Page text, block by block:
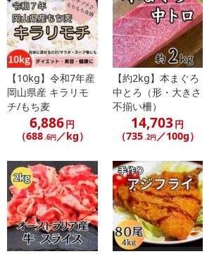
■その他共通および商品カテゴリー別注意
さい）
こちらの情報は2026年07月09
【10kg】令和7年産
岡山県産 キラリモ
チ/もち麦
6,886円
（688.6円／kg）
【約2kg】本まぐろ
中とろ（形・大きさ
不揃い柵）
14,703円
（735.2円／100g）